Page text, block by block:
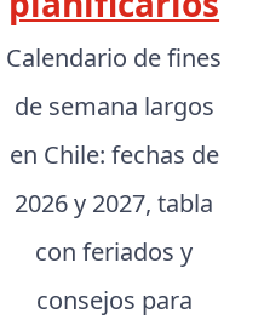
Calendario de fines
de semana largos
en Chile: fechas de
2026 y 2027, tabla
con feriados y
consejos para